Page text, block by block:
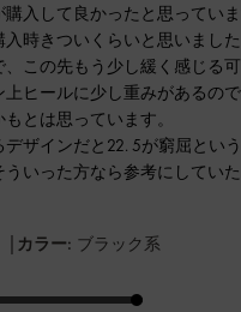
入して良かったと思っていま
時きついくらいと思いまし
この先もう少し緩く感じる
上ヒールに少し重みがあるの
とは思っています。
ザインだと22. 5が窮屈とい
いった方なら参考にしてい
| カラー: ブラック系